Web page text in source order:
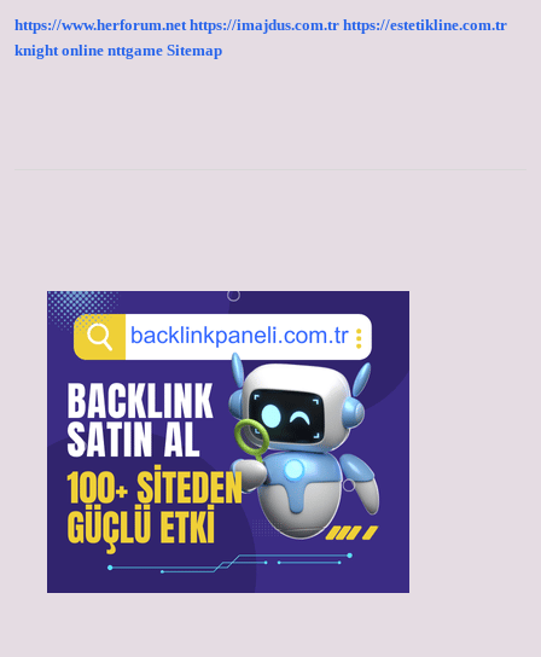
https://www.herforum.net https://imajdus.com.tr https://estetikline.com.tr
knight online nttgame Sitemap